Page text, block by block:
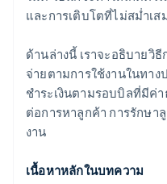
และการเติบโตที่ไม่สม่ำเส
ด้านล่างนี้ เราจะอธิบายวิ
จ่ายตามการใช้งานในทา
ชำระเงินตามรอบบิลที่มีค่
ต่อการหาลูกค้า การรักษา
งาน
เนื้อหาหลักในบทความ